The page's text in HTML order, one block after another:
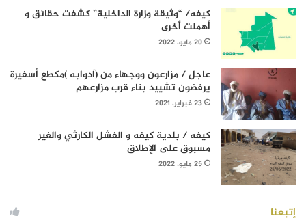
كيفه/ “وثيقة وزارة الداخلية” كشفت حقائق و
أهملت أخرى
20 مايو، 2022
عاجل / مزارعون ووجهاء من (آدوابه )مكطع أسفيرة
يرفضون تشييد بناء قرب مزارعهم
23 فبراير، 2021
كيفه / بلدية كيفه و الفشل الكارثي والغير
مسبوق على الإطلاق
25 مايو، 2022
إتبعنا